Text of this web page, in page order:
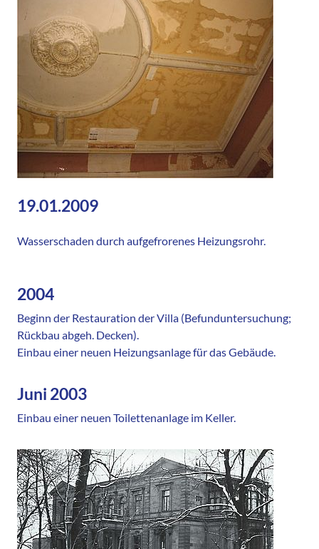
19.01.2009
Wasserschaden durch aufgefrorenes Heizungsrohr.
2004
Beginn der Restauration der Villa (Befunduntersuchung;
Rückbau abgeh. Decken).
Einbau einer neuen Heizungsanlage für das Gebäude.
Juni 2003
Einbau einer neuen Toilettenanlage im Keller.